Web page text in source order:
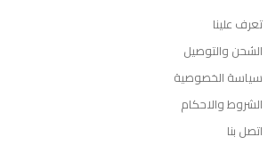
تعرف علينا
الشحن والتوصيل
سياسة الخصوصية
الشروط والاحكام
اتصل بنا